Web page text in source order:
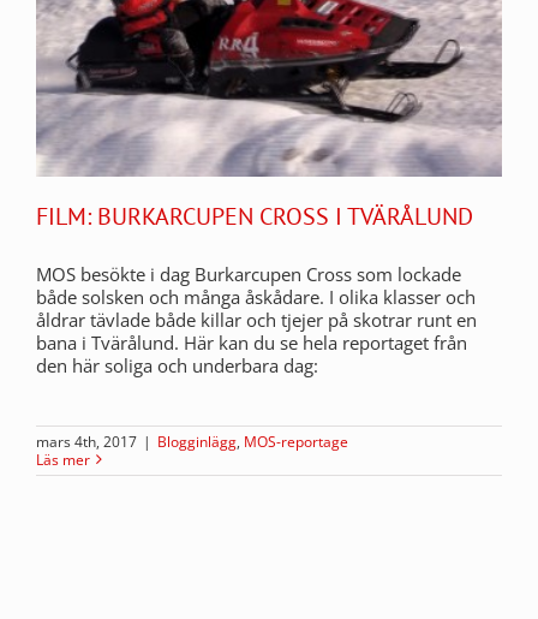
FILM: BURKARCUPEN CROSS I TVÄRÅLUND
MOS besökte i dag Burkarcupen Cross som lockade
både solsken och många åskådare. I olika klasser och
åldrar tävlade både killar och tjejer på skotrar runt en
bana i Tvärålund. Här kan du se hela reportaget från
den här soliga och underbara dag:
mars 4th, 2017 | Blogginlägg, MOS-reportage
Läs mer